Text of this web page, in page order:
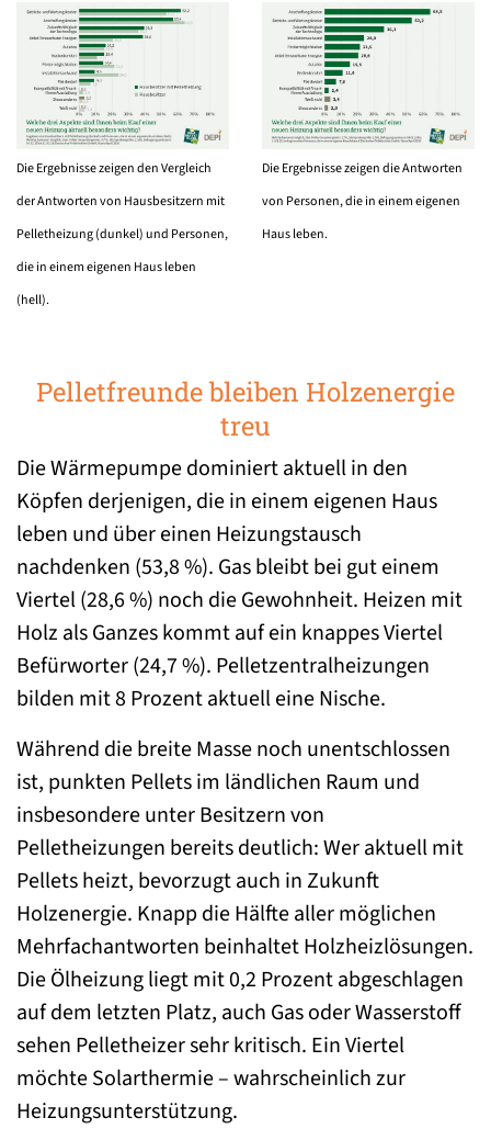
Die Ergebnisse zeigen den Vergleich
der Antworten von Hausbesitzern mit
Pelletheizung (dunkel) und Personen,
die in einem eigenen Haus leben
(hell).
Die Ergebnisse zeigen die Antworten
von Personen, die in einem eigenen
Haus leben.
Pelletfreunde bleiben Holzenergie
treu
Die Wärmepumpe dominiert aktuell in den
Köpfen derjenigen, die in einem eigenen Haus
leben und über einen Heizungstausch
nachdenken (53,8 %). Gas bleibt bei gut einem
Viertel (28,6 %) noch die Gewohnheit. Heizen mit
Holz als Ganzes kommt auf ein knappes Viertel
Befürworter (24,7 %). Pelletzentralheizungen
bilden mit 8 Prozent aktuell eine Nische.
Während die breite Masse noch unentschlossen
ist, punkten Pellets im ländlichen Raum und
insbesondere unter Besitzern von
Pelletheizungen bereits deutlich: Wer aktuell mit
Pellets heizt, bevorzugt auch in Zukunft
Holzenergie. Knapp die Hälfte aller möglichen
Mehrfachantworten beinhaltet Holzheizlösungen.
Die Ölheizung liegt mit 0,2 Prozent abgeschlagen
auf dem letzten Platz, auch Gas oder Wasserstoff
sehen Pelletheizer sehr kritisch. Ein Viertel
möchte Solarthermie – wahrscheinlich zur
Heizungsunterstützung.